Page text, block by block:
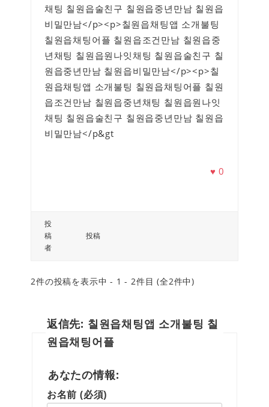
채팅 칠원읍술친구 칠원읍중년만남 칠원읍
비밀만남</p><p>칠원읍채팅앱 소개불팅
칠원읍채팅어플 칠원읍조건만남 칠원읍중
년채팅 칠원읍원나잇채팅 칠원읍술친구 칠
원읍중년만남 칠원읍비밀만남</p><p>칠
원읍채팅앱 소개불팅 칠원읍채팅어플 칠원
읍조건만남 칠원읍중년채팅 칠원읍원나잇
채팅 칠원읍술친구 칠원읍중년만남 칠원읍
비밀만남</p&gt
♥0
投
稿
者
投稿
2件の投稿を表示中 - 1 - 2件目 (全2件中)
返信先: 칠원읍채팅앱 소개불팅 칠
원읍채팅어플
あなたの情報:
お名前 (必須)